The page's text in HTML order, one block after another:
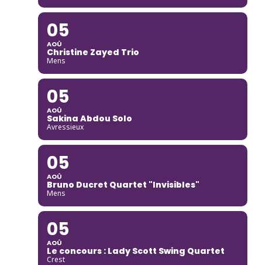
05
AOÛ
Christine Zayed Trio
Mens
05
AOÛ
Sakina Abdou Solo
Avressieux
05
AOÛ
Bruno Ducret Quartet "Invisibles"
Mens
05
AOÛ
Le concours : Lady Scott Swing Quartet
Crest